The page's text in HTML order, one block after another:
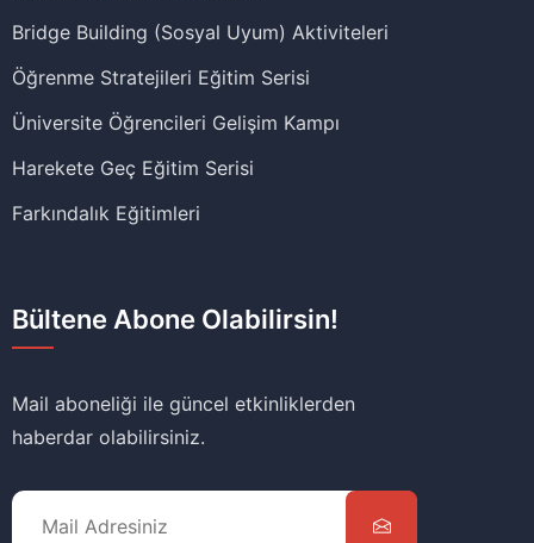
Bridge Building (Sosyal Uyum) Aktiviteleri
Öğrenme Stratejileri Eğitim Serisi
Üniversite Öğrencileri Gelişim Kampı
Harekete Geç Eğitim Serisi
Farkındalık Eğitimleri
Bültene Abone Olabilirsin!
Mail aboneliği ile güncel etkinliklerden
haberdar olabilirsiniz.